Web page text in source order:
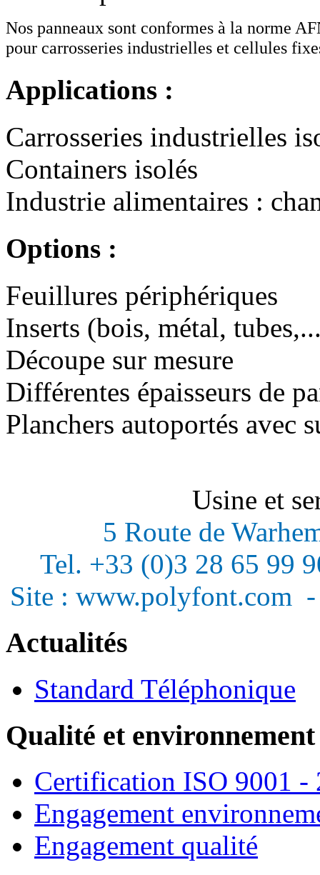
Nos panneaux sont conformes à la norme
pour carrosseries industrielles et cellules
Applications :
Carrosseries industrielles
Containers isolés
Industrie alimentaires :
Options :
Feuillures périphériques
Inserts (bois, métal,
Découpe sur mesure
Différentes épaisseurs de
Planchers autoportés avec
Usine et
5 Route de
Tel. +33 (0)3 28 65 99
Site : www.polyfont.com
Actualités
Standard Téléphonique
Qualité et environnement
Certification ISO 9001 -
Engagement
Engagement qualité